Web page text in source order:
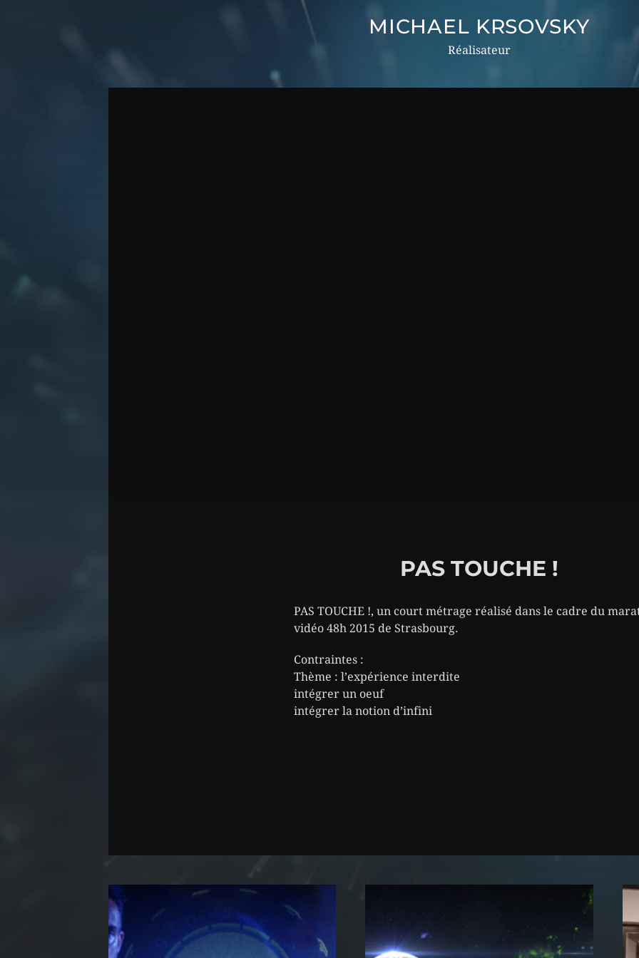
MICHAEL KRSOVSKY
Réalisateur
PAS TOUCHE !
PAS TOUCHE !, un court métrage réalisé dans le cadre du
vidéo 48h 2015 de Strasbourg.
Contraintes :
Thème : l’expérience interdite
intégrer un oeuf
intégrer la notion d’infini